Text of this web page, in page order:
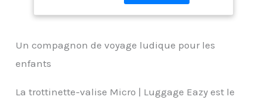
Un compagnon de voyage ludique pour les
enfants
La trottinette-valise Micro | Luggage Eazy est le